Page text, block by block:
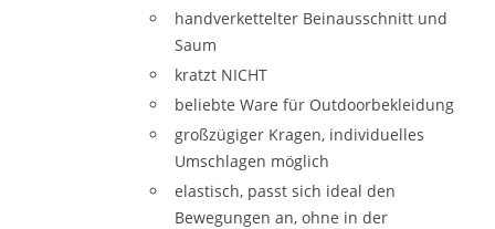
handverkettelter Beinausschnitt und
Saum
kratzt NICHT
beliebte Ware für Outdoorbekleidung
großzügiger Kragen, individuelles
Umschlagen möglich
elastisch, passt sich ideal den
Bewegungen an, ohne in der